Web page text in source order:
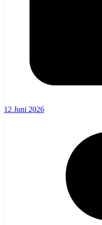
12 Juni 2026